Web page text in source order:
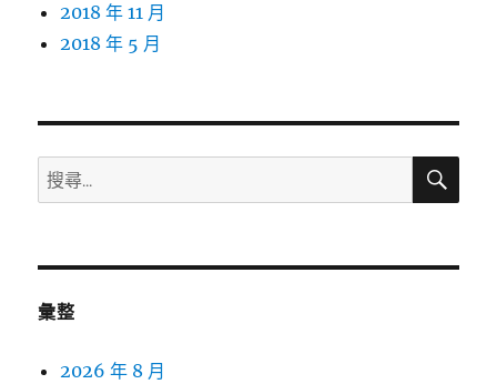
2018 年 11 月
2018 年 5 月
搜
尋
鍵
搜
彙整
2026 年 8 月